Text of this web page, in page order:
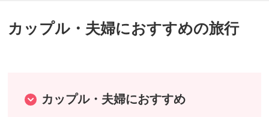
カップル・夫婦におすすめの旅行
カップル・夫婦におすすめ